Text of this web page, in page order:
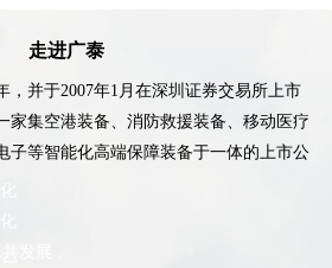
走进广泰
，并于2007年1月在深圳证券交易所上市
家集空港装备、消防救援装备、移动医疗
子等智能化高端保障装备于一体的上市公